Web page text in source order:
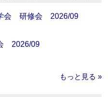
学会 研修会 2026/09
2026/09
もっと見る »